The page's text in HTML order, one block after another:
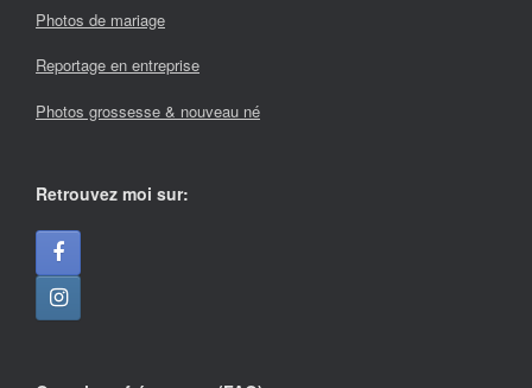
Photos de mariage
Reportage en entreprise
Photos grossesse & nouveau né
Retrouvez moi sur: